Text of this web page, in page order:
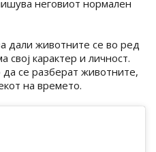
неговиот нормален
дали животните се во ред
карактер и личност.
се разберат животните,
на времето.